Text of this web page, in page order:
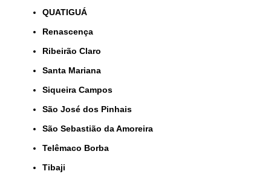
QUATIGUÁ
Renascença
Ribeirão Claro
Santa Mariana
Siqueira Campos
São José dos Pinhais
São Sebastião da Amoreira
Telêmaco Borba
Tibaji